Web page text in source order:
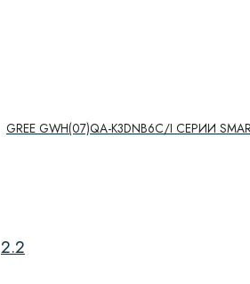
GREE GWH(07)QA-K3DNB6C/I СЕРИИ
2.2